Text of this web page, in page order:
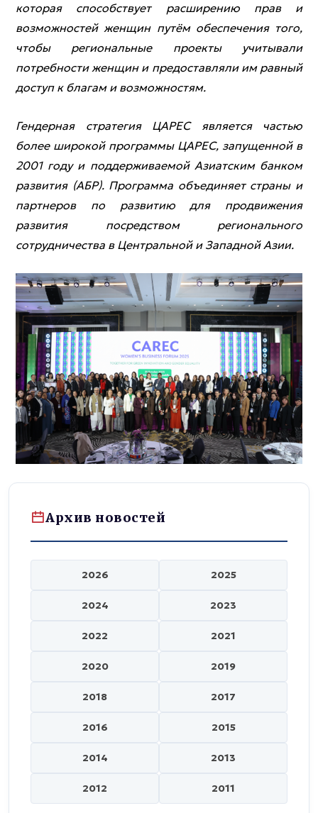
которая способствует расширению прав и
возможностей женщин путём обеспечения того,
чтобы региональные проекты учитывали
потребности женщин и предоставляли им равный
доступ к благам и возможностям.
Гендерная стратегия ЦАРЕС является частью
более широкой программы ЦАРЕС, запущенной в
2001 году и поддерживаемой Азиатским банком
развития (АБР). Программа объединяет страны и
партнеров по развитию для продвижения
развития посредством регионального
сотрудничества в Центральной и Западной Азии.
Архив новостей
2026 2025
2024 2023
2022 2021
2020 2019
2018 2017
2016 2015
2014 2013
2012 2011